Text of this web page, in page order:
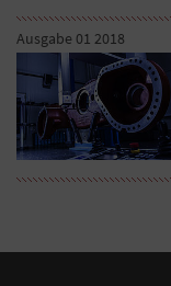
Ausgabe 01 2018